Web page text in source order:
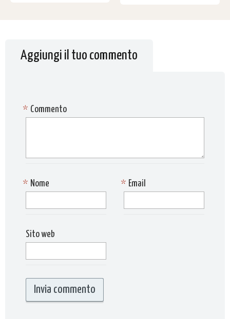
Aggiungi il tuo commento
Commento
*
Nome
* Email
*
Sito web